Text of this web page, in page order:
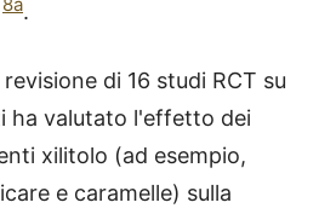
.
di 16 studi RCT su
ha valutato l'effetto dei
xilitolo (ad esempio,
e caramelle) sulla